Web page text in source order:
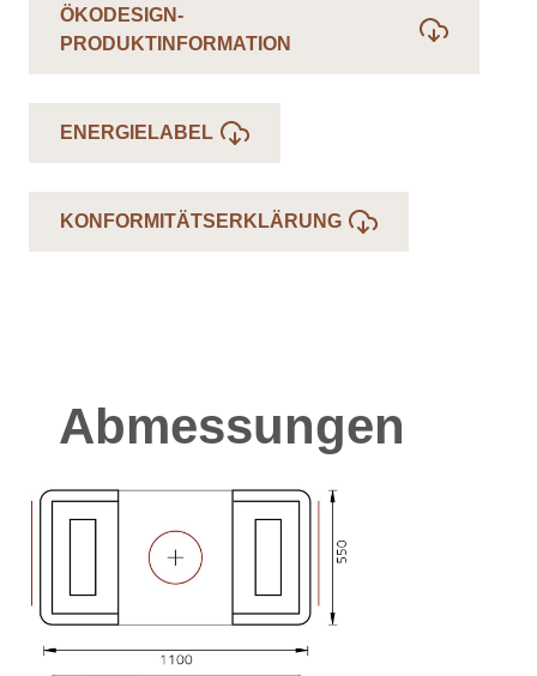
ÖKODESIGN-
PRODUKTINFORMATION
ENERGIELABEL
KONFORMITÄTSERKLÄRUNG
Abmessungen